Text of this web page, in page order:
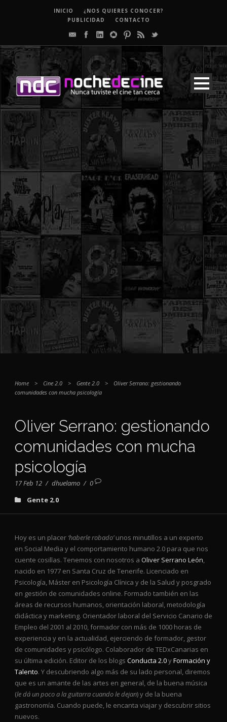
INICIO
¿NOS QUIERES CONOCER?
PUBLICIDAD
CONTACTO
Home > Cine 2.0 > Gente 2.0 >
Oliver Serrano: gestionando
comunidades con mucha psicología
Oliver Serrano: gestionando
comunidades con mucha
psicología
17 Feb 12 / dhuelamo / 0
Gente 2.0
Hoy es un placer ‘haberle robado’unos minutillos a un experto
en Social Media y el comportamiento humano 2.0 para que nos
cuente cosillas. Tenemos con nosotros a Oliver Serrano León,
nacido en 1977 en Santa Cruz de Tenerife. Licenciado en
Psicología, Máster en Psicología Clínica y de la Salud y posgrado
en gestión de comunidades online. Formado también en las
áreas de recursos humanos, orientación laboral, metodología
didáctica y marketing. Orientador laboral del Servicio Canario de
Empleo del 2001 al 2010, formador con más de 1000 horas de
experiencia y en la actualidad, ejerciendo de formador, gestor
de comunidades y psicólogo. Colaborador de TEDxCanarias en
su última edición. Editor de los blogs Conducta 2.0yFormación y
Talento. Y descubriendo algo más de su lado personal, diremos
que es un amante de las artes en general, de la buena música
(le dá un poco a la guitarra cuando le dejan) y de la buena
gastronomía. Cuando puede, le encanta viajar y descubrir sitios
nuevos.